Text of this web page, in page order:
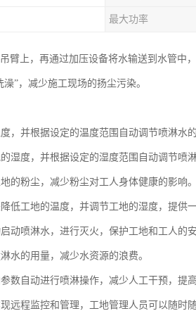
最大功率
臂上，再通过加压设备将水输送到水管中
”，减少施工现场的扬尘污染。
，并根据设定的温度范围自动调节喷淋水
湿度，并根据设定的湿度范围自动调节喷
的粉尘，减少粉尘对工人身体健康的影响。
低工地的温度，并调节工地的湿度，提供
动喷淋水，进行灭火，保护工地和工人的安
水的用量，减少水资源的浪费。
数自动进行喷淋操作，减少人工干预，提高
远程监控和管理，工地管理人员可以随时